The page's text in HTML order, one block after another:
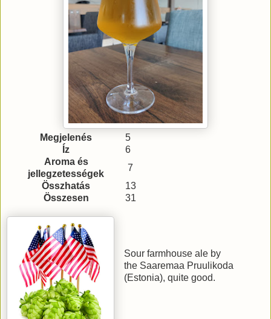
Megjelenés
5
Íz
6
Aroma és
jellegzetességek
7
Összhatás
13
Összesen
31
Sour farmhouse ale by
the Saaremaa Pruulikoda
(Estonia), quite good.